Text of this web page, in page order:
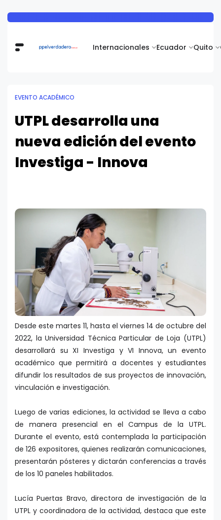
Internacionales Ecuador Quito
EVENTO ACADÉMICO
UTPL desarrolla una
nueva edición del evento
Investiga - Innova
Desde este martes 11, hasta el viernes 14 de octubre del
2022, la Universidad Técnica Particular de Loja (UTPL)
desarrollará su XI Investiga y VI Innova, un evento
académico que permitirá a docentes y estudiantes
difundir los resultados de sus proyectos de innovación,
vinculación e investigación.
Luego de varias ediciones, la actividad se lleva a cabo
de manera presencial en el Campus de la UTPL.
Durante el evento, está contemplada la participación
de 126 expositores, quienes realizarán comunicaciones,
presentarán pósteres y dictarán conferencias a través
de los 10 paneles habilitados.
Lucía Puertas Bravo, directora de investigación de la
UTPL y coordinadora de la actividad, destaca que este